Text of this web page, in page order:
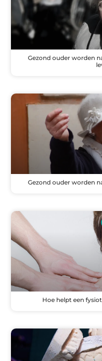
Gezond ouder worden
Gezond ouder worden
Hoe helpt een